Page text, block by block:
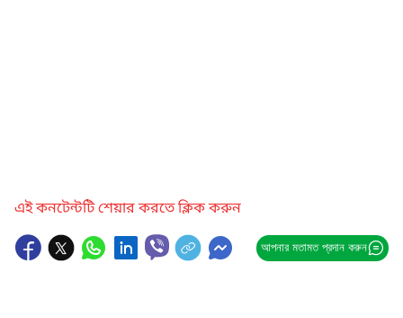
এই কনটেন্টটি শেয়ার করতে ক্লিক করুন
আপনার মতামত প্রদান করুন